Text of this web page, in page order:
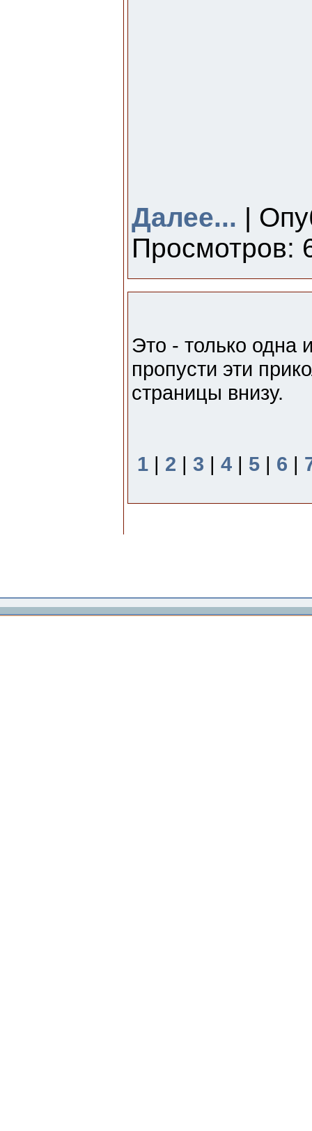
Далее... |
Просмотров:
Это - только одна
пропусти эти
страницы внизу.
1 | 2 | 3 | 4 | 5 | 6 |